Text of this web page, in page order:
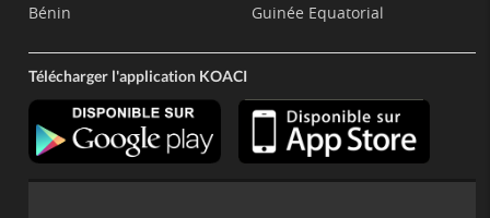
Bénin
Guinée Equatorial
Télécharger l'application KOACI